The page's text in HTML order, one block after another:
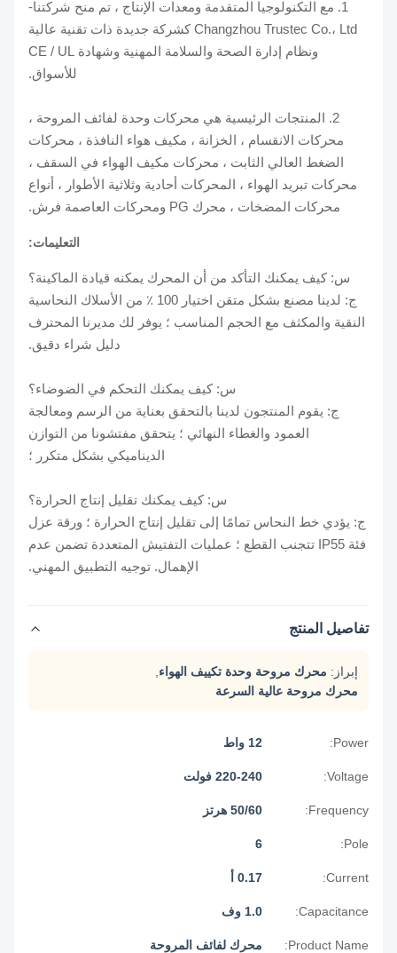
1. مع التكنولوجيا المتقدمة ومعدات الإنتاج ، تم منح شركتنا-
Changzhou Trustec Co.، Ltd كشركة جديدة ذات تقنية عالية
ونظام إدارة الصحة والسلامة المهنية وشهادة CE / UL
للأسواق.
2. المنتجات الرئيسية هي محركات وحدة لفائف المروحة ،
محركات الانقسام ، الخزانة ، مكيف هواء النافذة ، محركات
الضغط العالي الثابت ، محركات مكيف الهواء في السقف ،
محركات تبريد الهواء ، المحركات أحادية وثلاثية الأطوار ، أنواع
محركات المضخات ، محرك PG ومحركات العاصمة فرش.
التعليمات:
س: كيف يمكنك التأكد من أن المحرك يمكنه قيادة الماكينة؟
ج: لدينا مصنع بشكل متقن اختيار 100 ٪ من الأسلاك النحاسية
النقية والمكثف مع الحجم المناسب ؛ يوفر لك مديرنا المحترف
دليل شراء دقيق.
س: كيف يمكنك التحكم في الضوضاء؟
ج: يقوم المنتجون لدينا بالتحقق بعناية من الرسم ومعالجة
العمود والغطاء النهائي ؛ يتحقق مفتشونا من التوازن
الديناميكي بشكل متكرر ؛
س: كيف يمكنك تقليل إنتاج الحرارة؟
ج: يؤدي خط النحاس تمامًا إلى تقليل إنتاج الحرارة ؛ ورقة عزل
فئة IP55 تتجنب القطع ؛ عمليات التفتيش المتعددة تضمن عدم
الإهمال. توجيه التطبيق المهني.
تفاصيل المنتج
محرك مروحة وحدة تكييف الهواء
محرك مروحة عالية السرعة
Power:
Voltage: 220-240 فولت
Frequency: 50/60 هرتز
Current:
Capacitance:
Product Name: محرك لفائف المروحة